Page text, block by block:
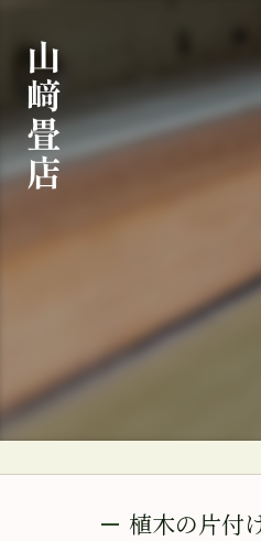
植木の片付